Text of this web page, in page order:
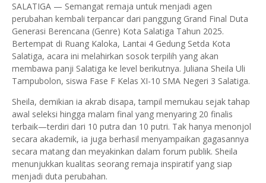
SALATIGA — Semangat remaja untuk menjadi agen
perubahan kembali terpancar dari panggung Grand Final Duta
Generasi Berencana (Genre) Kota Salatiga Tahun 2025.
Bertempat di Ruang Kaloka, Lantai 4 Gedung Setda Kota
Salatiga, acara ini melahirkan sosok terpilih yang akan
membawa panji Salatiga ke level berikutnya. Juliana Sheila Uli
Tampubolon, siswa Fase F Kelas XI-10 SMA Negeri 3 Salatiga.
Sheila, demikian ia akrab disapa, tampil memukau sejak tahap
awal seleksi hingga malam final yang menyaring 20 finalis
terbaik—terdiri dari 10 putra dan 10 putri. Tak hanya menonjol
secara akademik, ia juga berhasil menyampaikan gagasannya
secara matang dan meyakinkan dalam forum publik. Sheila
menunjukkan kualitas seorang remaja inspiratif yang siap
menjadi duta perubahan.